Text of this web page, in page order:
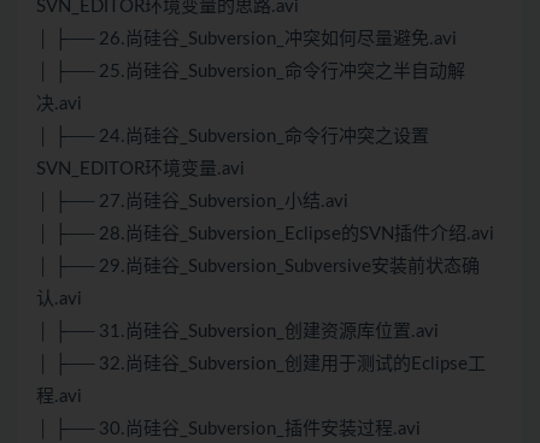
SVN_EDITOR环境变量的思路.avi
│ ├── 26.尚硅谷_Subversion_冲突如何尽量避免.avi
│ ├── 25.尚硅谷_Subversion_命令行冲突之半自动解
决.avi
│ ├── 24.尚硅谷_Subversion_命令行冲突之设置
SVN_EDITOR环境变量.avi
│ ├── 27.尚硅谷_Subversion_小结.avi
│ ├── 28.尚硅谷_Subversion_Eclipse的SVN插件介绍.avi
│ ├── 29.尚硅谷_Subversion_Subversive安装前状态确
认.avi
│ ├── 31.尚硅谷_Subversion_创建资源库位置.avi
│ ├── 32.尚硅谷_Subversion_创建用于测试的Eclipse工
程.avi
│ ├── 30.尚硅谷_Subversion_插件安装过程.avi